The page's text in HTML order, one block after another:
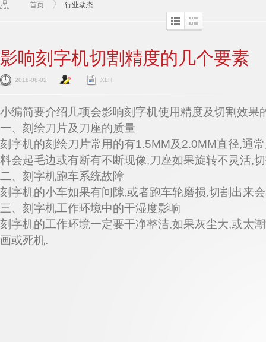
首页 行业动态
影响刻字机切割精度的几个要素
2018-08-02 XLH
小编简要介绍几项会影响刻字机使用精度及切割效果
一、刻绘刀片及刀座的质量
刻字机的刻绘刀片常用的有1.5MM及2.0MM直径,通
料会起毛边或有断有不断现像,刀座如果旋转不灵活,
二、刻字机跑车系统故障
刻字机的小车如果有间隙,或者跑车轮磨损,切割出来
三、刻字机工作环境中的干湿度影响
刻字机的工作环境一定要干净整洁,如果灰尘大,或太
画或死机.